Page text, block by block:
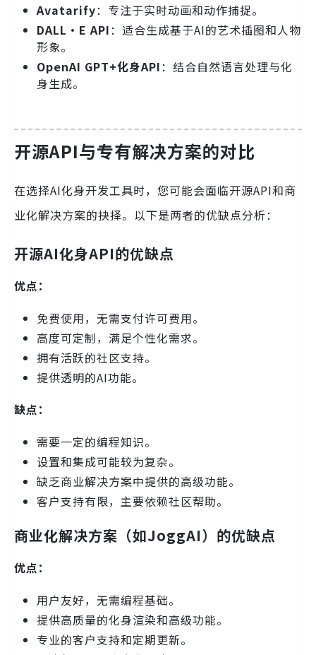
Avatarify：专注于实时动画和动作捕捉。
DALL·E API：适合生成基于AI的艺术插图和人物
形象。
OpenAI GPT+化身API：结合自然语言处理与化
身生成。
开源API与专有解决方案的对比
在选择AI化身开发工具时，您可能会面临开源API和商
业化解决方案的抉择。以下是两者的优缺点分析：
开源AI化身API的优缺点
优点：
免费使用，无需支付许可费用。
高度可定制，满足个性化需求。
拥有活跃的社区支持。
提供透明的AI功能。
缺点：
需要一定的编程知识。
设置和集成可能较为复杂。
缺乏商业解决方案中提供的高级功能。
客户支持有限，主要依赖社区帮助。
商业化解决方案（如JoggAI）的优缺点
优点：
用户友好，无需编程基础。
提供高质量的化身渲染和高级功能。
专业的客户支持和定期更新。